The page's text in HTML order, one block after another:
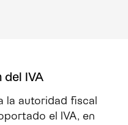
del IVA
la autoridad fiscal
el IVA, en